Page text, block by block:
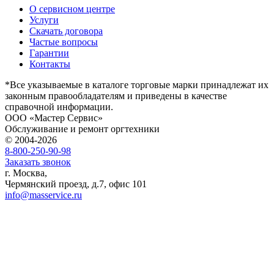
О сервисном центре
Услуги
Скачать договора
Частые вопросы
Гарантии
Контакты
*Все указываемые в каталоге торговые марки принадлежат их
законным правообладателям и приведены в качестве
справочной информации.
ООО «Мастер Сервис»
Обслуживание и ремонт оргтехники
© 2004-2026
8-800-250-90-98
Заказать звонок
г. Москва,
Чермянский проезд, д.7, офис 101
info@masservice.ru